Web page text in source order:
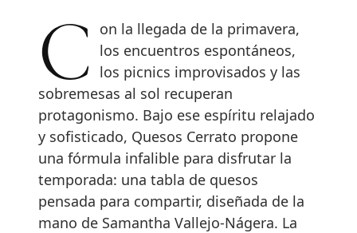
Con la llegada de la primavera,
los encuentros espontáneos,
los picnics improvisados y las
sobremesas al sol recuperan
protagonismo. Bajo ese espíritu relajado
y sofisticado, Quesos Cerrato propone
una fórmula infalible para disfrutar la
temporada: una tabla de quesos
pensada para compartir, diseñada de la
mano de Samantha Vallejo-Nágera. La